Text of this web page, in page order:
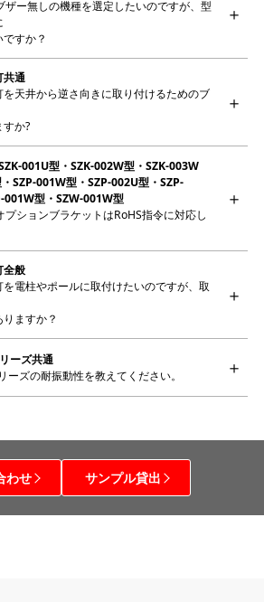
ザー無しの機種を選定したいのですが、型
すか？
共通
を天井から逆さ向きに取り付けるためのブ
か?
001U型・SZK-002W型・SZK-003W
SZP-001W型・SZP-002U型・SZP-
001W型・SZW-001W型
プションブラケットはRoHS指令に対応し
全般
電柱やポールに取付けたいのですが、取
ますか？
ーズ共通
ーズの耐振動性を教えてください。
わせ サンプル貸出